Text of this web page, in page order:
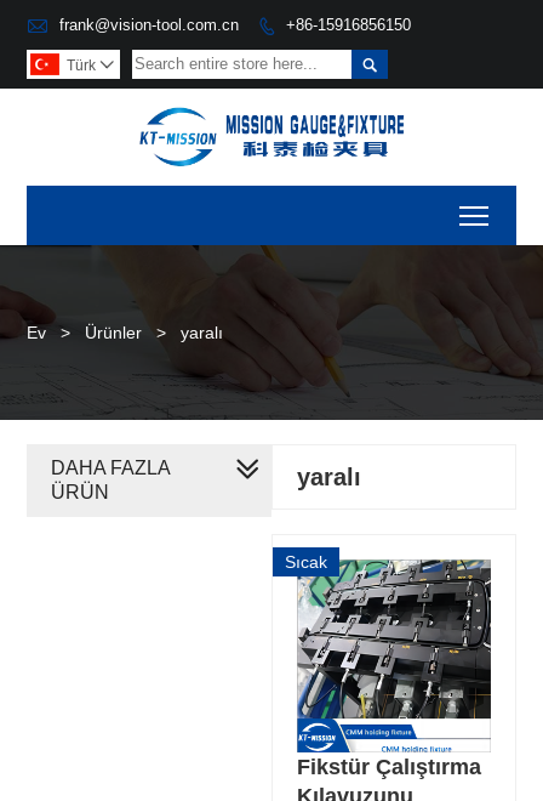
 frank@vision-tool.com.cn  +86-15916856150

Türk 
Ev > Ürünler > yaralı
yaralı
Sıcak
Fikstür Çalıştırma
DAHA FAZLA
ÜRÜN